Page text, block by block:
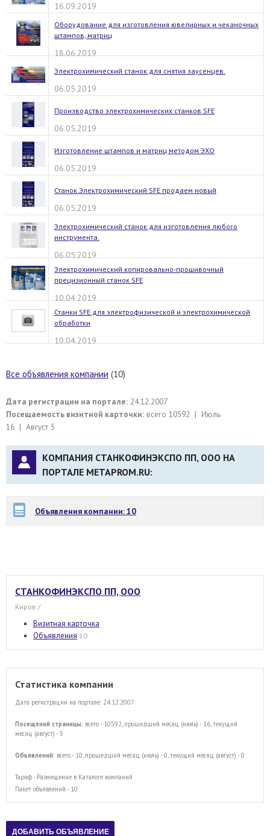
16.09.2019
Оборудование для изготовления ювелирных и чеканочных
штампов, матриц
18.06.2019
Электрохимический станок для снятия заусенцев.
06.05.2019
Производство электрохимических станков SFE
06.05.2019
Изготовление штампов и матриц методом ЭХО
06.05.2019
Станок Электрохимический SFE продаем новый
06.05.2019
Электрохимический станок для изготовления любого
инструмента.
06.05.2019
Электрохимический копировально-прошивочный
прецизионный станок SFE
10.04.2019
Станки SFE для электрофизической и электрохимической
обработки
10.04.2019
Все объявления компании (10)
Дата регистрации на портале: 24.12.2007
Посещаемость визитной карточки: всего 10592 | Июль
16 | Август 5
КОМПАНИЯ СТАНКОФИНЭКСПО ПП, ООО НА
ПОРТАЛЕ METAPROM.RU:
Объявления компании: 10
СТАНКОФИНЭКСПО ПП, ООО
Киров /
Визитная карточка
Объявления 10
Статистика компании
Дата регистрации на портале: 24.12.2007
Посещений страницы: всего - 10592, прошедший месяц (июль) - 16, текущий
месяц (август) - 5
Объявлений: всего - 10, прошедший месяц (июль) - 0, текущий месяц (август) - 0
Тариф - Размещение в Каталоге компаний
Пакет объявлений - 10